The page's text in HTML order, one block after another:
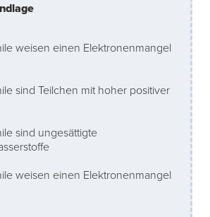
weisen einen Elektronenmangel
sind Teilchen mit hoher positiver
sind ungesättigte
weisen einen Elektronenmangel